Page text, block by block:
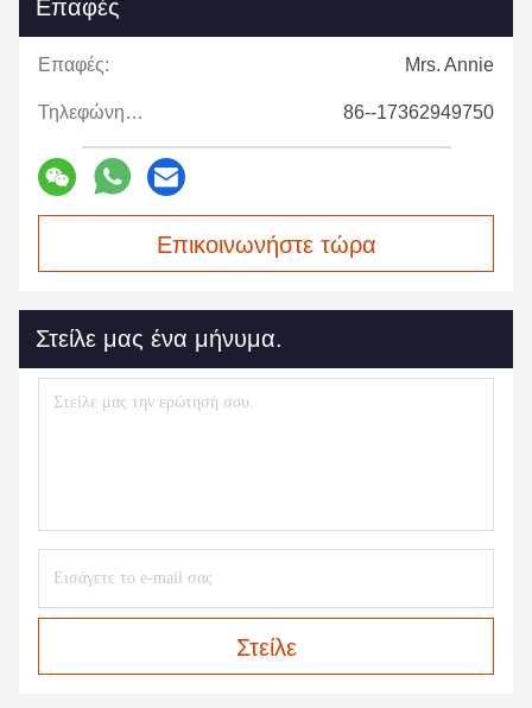
Επαφές
Επαφές: Mrs. Annie
Τηλεφώνημα: 86--17362949750
Επικοινωνήστε τώρα
Στείλε μας ένα μήνυμα.
Στείλε